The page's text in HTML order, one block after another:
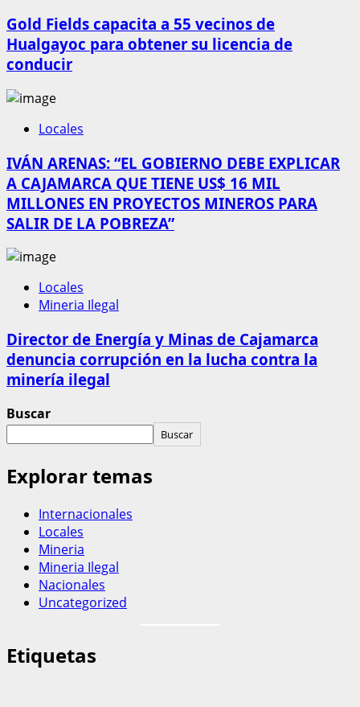
Gold Fields capacita a 55 vecinos de
Hualgayoc para obtener su licencia de
conducir
Locales
IVÁN ARENAS: “EL GOBIERNO DEBE EXPLICAR
A CAJAMARCA QUE TIENE US$ 16 MIL
MILLONES EN PROYECTOS MINEROS PARA
SALIR DE LA POBREZA”
Locales
Mineria Ilegal
Director de Energía y Minas de Cajamarca
denuncia corrupción en la lucha contra la
minería ilegal
Buscar
Buscar
Explorar temas
Internacionales
Locales
Mineria
Mineria Ilegal
Nacionales
Uncategorized
Etiquetas